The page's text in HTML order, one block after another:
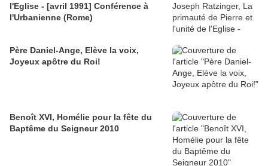
l'Eglise - [avril 1991] Conférence à
l'Urbanienne (Rome)
Père Daniel-Ange, Elève la voix,
Joyeux apôtre du Roi!
Benoît XVI, Homélie pour la fête du
Baptême du Seigneur 2010